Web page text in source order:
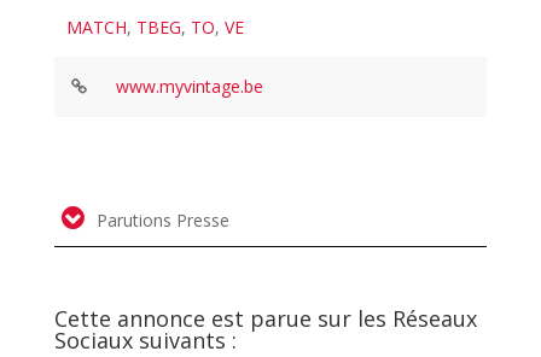
MATCH, TBEG, TO,VE
www.myvintage.be
Parutions Presse
Cette annonce est parue sur les Réseaux
Sociaux suivants :